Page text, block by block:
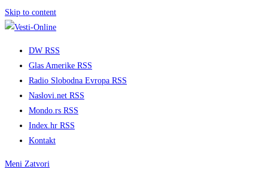
Skip to content
DW RSS
Glas Amerike RSS
Radio Slobodna Evropa RSS
Naslovi.net RSS
Mondo.rs RSS
Index.hr RSS
Kontakt
Meni Zatvori